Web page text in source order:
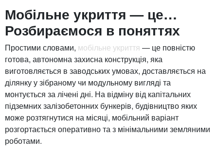
Мобільне укриття — це…
Розбираємося в поняттях
Простими словами, мобільне укриття — це повністю
готова, автономна захисна конструкція, яка
виготовляється в заводських умовах, доставляється на
ділянку у зібраному чи модульному вигляді та
монтується за лічені дні. На відміну від капітальних
підземних залізобетонних бункерів, будівництво яких
може розтягнутися на місяці, мобільний варіант
розгортається оперативно та з мінімальними земляними
роботами.